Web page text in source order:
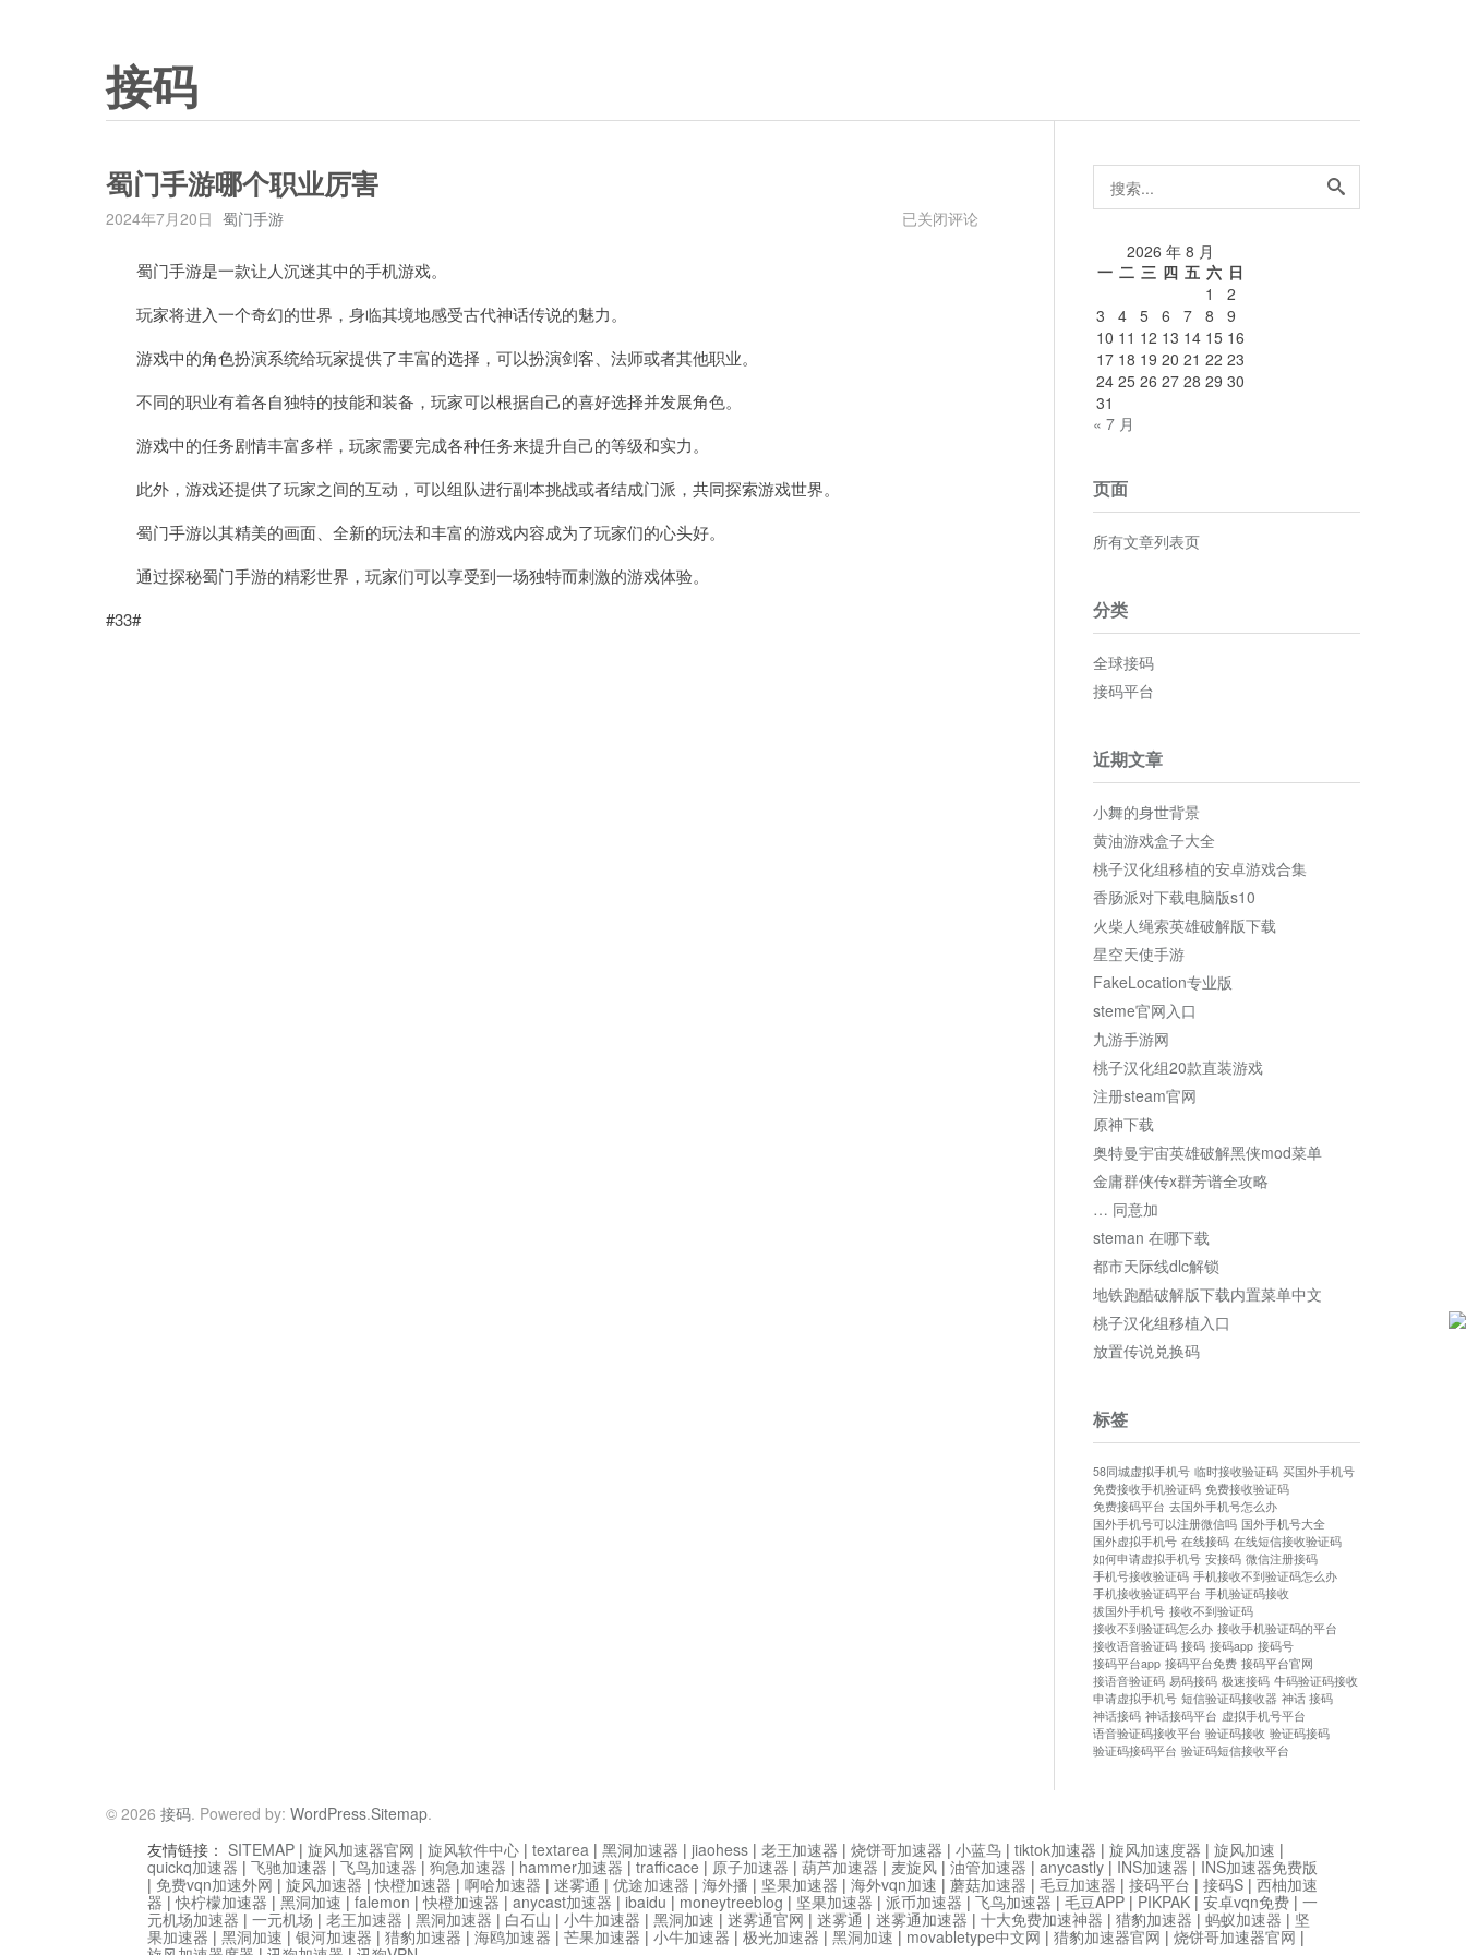
接码
蜀门手游哪个职业厉害
2024年7月20日 蜀门手游
蜀
已关闭评论
蜀门手游是一款让人沉迷其中的手机游戏。
玩家将进入一个奇幻的世界，身临其境地感受古代神话传说的魅力。
游戏中的角色扮演系统给玩家提供了丰富的选择，可以扮演剑客、法师或者其他职业。
不同的职业有着各自独特的技能和装备，玩家可以根据自己的喜好选择并发展角色。
游戏中的任务剧情丰富多样，玩家需要完成各种任务来提升自己的等级和实力。
此外，游戏还提供了玩家之间的互动，可以组队进行副本挑战或者结成门派，共同探索游戏世界。
蜀门手游以其精美的画面、全新的玩法和丰富的游戏内容成为了玩家们的心头好。
通过探秘蜀门手游的精彩世界，玩家们可以享受到一场独特而刺激的游戏体验。
#33#
搜
索...
2026 年 8 月
一 二 三 四 五 六 日
1
2
3
4 5 6 7 8
9
10 11 12 13 14 15 16
17 18 19 20 21 22 23
24 25 26 27 28 29 30
31
« 7 月
页面
所有文章列表页
分类
全球接码
接码平台
近期文章
小舞的身世背景
黄油游戏盒子大全
桃子汉化组移植的安卓游戏合集
香肠派对下载电脑版s10
火柴人绳索英雄破解版下载
星空天使手游
FakeLocation专业版
steme官网入口
九游手游网
桃子汉化组20款直装游戏
注册steam官网
原神下载
奥特曼宇宙英雄破解黑侠mod菜单
金庸群侠传x群芳谱全攻略
… 同意加
steman 在哪下载
都市天际线dlc解锁
地铁跑酷破解版下载内置菜单中文
桃子汉化组移植入口
放置传说兑换码
标签
58同城虚拟手机号 临时接收验证码 买国外手机号
免费接收手机验证码 免费接收验证码
免费接码平台 去国外手机号怎么办
国外手机号可以注册微信吗 国外手机号大全
国外虚拟手机号 在线接码 在线短信接收验证码
如何申请虚拟手机号 安接码 微信注册接码
手机号接收验证码 手机接收不到验证码怎么办
手机接收验证码平台 手机验证码接收
拔国外手机号 接收不到验证码
接收不到验证码怎么办 接收手机验证码的平台
接收语音验证码 接码 接码app 接码号
接码平台app 接码平台免费 接码平台官网
接语音验证码 易码接码 极速接码 牛码验证码接收
申请虚拟手机号 短信验证码接收器 神话 接码
神话接码 神话接码平台 虚拟手机号平台
语音验证码接收平台 验证码接收 验证码接码
验证码接码平台 验证码短信接收平台
© 2026 接码. Powered by: WordPress.Sitemap.
友情链接： SITEMAP | 旋风加速器官网 | 旋风软件中心 | textarea | 黑洞加速器 | jiaohess | 老王加速器 | 烧饼哥加速器 | 小蓝鸟 | tiktok加速器 | 旋风加速度器 | 旋风加速 |
quickq加速器 | 飞驰加速器 | 飞鸟加速器 | 狗急加速器 | hammer加速器 | trafficace | 原子加速器 | 葫芦加速器 | 麦旋风 | 油管加速器 | anycastly | INS加速器 | INS加速器免费版
| 免费vqn加速外网 | 旋风加速器 |快橙加速器 | 啊哈加速器 | 迷雾通 | 优途加速器 | 海外播 | 坚果加速器 | 海外vqn加速 | 蘑菇加速器 | 毛豆加速器 | 接码平台 | 接码S | 西柚加速
器 |快柠檬加速器 | 黑洞加速 | falemon |快橙加速器 | anycast加速器 | ibaidu | moneytreeblog | 坚果加速器 | 派币加速器 | 飞鸟加速器 | 毛豆APP | PIKPAK | 安卓vqn免费 | 一
元机场加速器 | 一元机场 | 老王加速器 | 黑洞加速器 | 白石山 | 小牛加速器 | 黑洞加速 | 迷雾通官网 | 迷雾通 | 迷雾通加速器 | 十大免费加速神器 | 猎豹加速器 | 蚂蚁加速器 | 坚
果加速器 | 黑洞加速 | 银河加速器 | 猎豹加速器 | 海鸥加速器 | 芒果加速器 | 小牛加速器 | 极光加速器 | 黑洞加速 | movabletype中文网 | 猎豹加速器官网 | 烧饼哥加速器官网 |